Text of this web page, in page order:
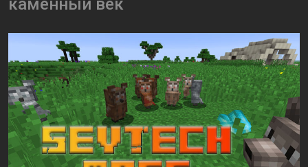
каменный век